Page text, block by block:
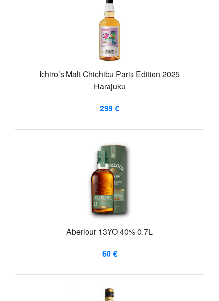
Ichiro’s Malt Chichibu Paris Edition 2025
Harajuku
299 €
Aberlour 13YO 40% 0.7L
60 €